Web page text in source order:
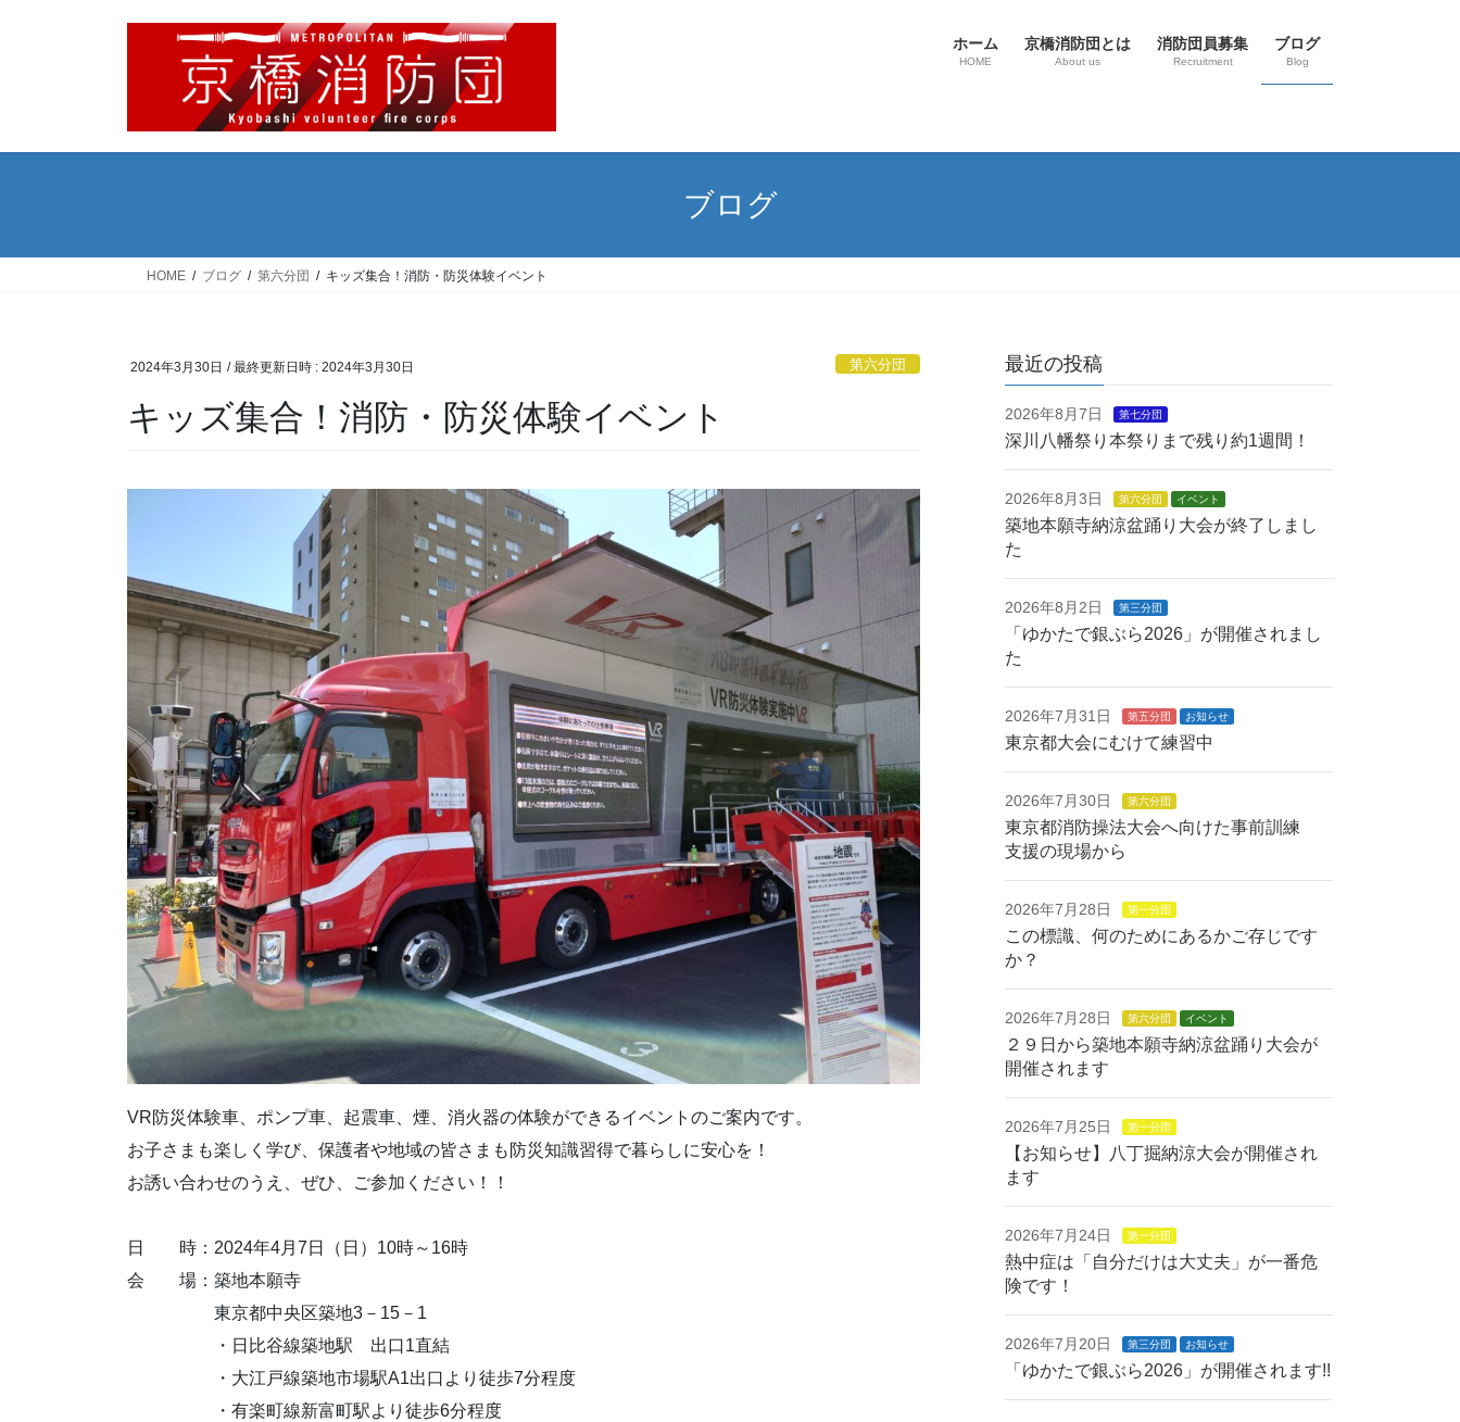
ホーム
HOME
京橋消防団とは
About us
消防団員募集
Recruitment
ブログ
Blog
ブログ
HOME ブログ 第六分団 キッズ集合！消防・防災体験イベント
2024年3月30日 / 最終更新日時 : 2024年3月30日 第六分団
キッズ集合！消防・防災体験イベント
VR防災体験車、ポンプ車、起震車、煙、消火器の体験ができるイベントのご案内です。
お子さまも楽しく学び、保護者や地域の皆さまも防災知識習得で暮らしに安心を！
お誘い合わせのうえ、ぜひ、ご参加ください！！
日 時：2024年4月7日（日）10時～16時
会 場：築地本願寺
東京都中央区築地3－15－1
・日比谷線築地駅 出口1直結
・大江戸線築地市場駅A1出口より徒歩7分程度
・有楽町線新富町駅より徒歩6分程度
最近の投稿
2026年8月7日 第七分団
深川八幡祭り本祭りまで残り約1週間！
2026年8月3日 第六分団 イベント
築地本願寺納涼盆踊り大会が終了しまし
た
2026年8月2日 第三分団
「ゆかたで銀ぶら2026」が開催されまし
た
2026年7月31日 第五分団 お知らせ
東京都大会にむけて練習中
2026年7月30日 第六分団
東京都消防操法大会へ向けた事前訓練
支援の現場から
2026年7月28日 第一分団
この標識、何のためにあるかご存じです
か？
2026年7月28日 第六分団 イベント
２９日から築地本願寺納涼盆踊り大会が
開催されます
2026年7月25日 第一分団
【お知らせ】八丁掘納涼大会が開催され
ます
2026年7月24日 第一分団
熱中症は「自分だけは大丈夫」が一番危
険です！
2026年7月20日 第三分団 お知らせ
「ゆかたで銀ぶら2026」が開催されます!!